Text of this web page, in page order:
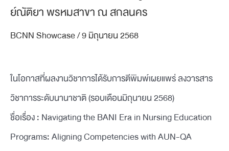
ย์ณัติยา พรหมสาขา ณ สกลนคร
BCNN Showcase/9 มิถุนายน 2568
ในโอกาสที่ผลงานวิชาการได้รับการตีพิมพ์เผยแพร่ ลงวารสาร
วิชาการระดับนานาชาติ (รอบเดือนมิถุนายน 2568)
ชื่อเรื่อง : Navigating the BANI Era in Nursing Education
Programs: Aligning Competencies with AUN-QA